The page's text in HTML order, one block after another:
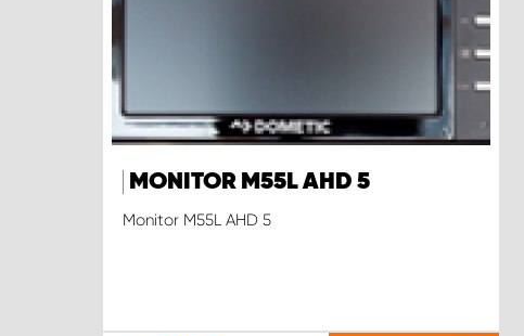
MONITOR M55L AHD 5
Monitor M55L AHD 5